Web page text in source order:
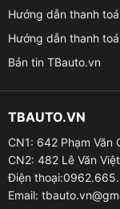
Hướng dẫn thanh
Hướng dẫn thanh
Bản tin TBauto.vn
TBAUTO.VN
CN1: 642 Phạm Văn
CN2: 482 Lê Văn
Điện
Email: